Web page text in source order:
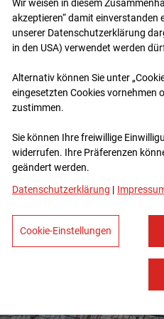
Wir weisen in diesem
akzeptieren“ damit ein­ver­standen
unserer Datenschutzerklärung
in den USA) verwendet werden
Alternativ können Sie unter
eingesetzten Cookies vornehmen
zustimmen.
Sie können Ihre freiwillige
widerrufen. Ihre Prä­fe­renzen
geändert werden.
Datenschutzerklärung |
Cookie-Einstellungen